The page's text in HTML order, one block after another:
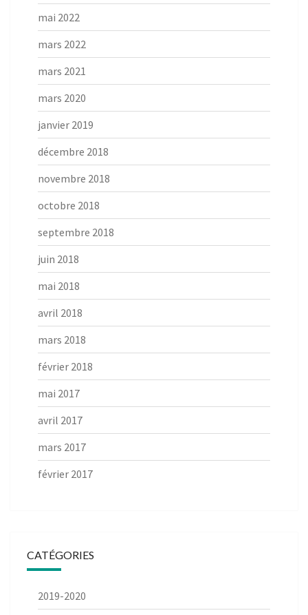
mai 2022
mars 2022
mars 2021
mars 2020
janvier 2019
décembre 2018
novembre 2018
octobre 2018
septembre 2018
juin 2018
mai 2018
avril 2018
mars 2018
février 2018
mai 2017
avril 2017
mars 2017
février 2017
CATÉGORIES
2019-2020